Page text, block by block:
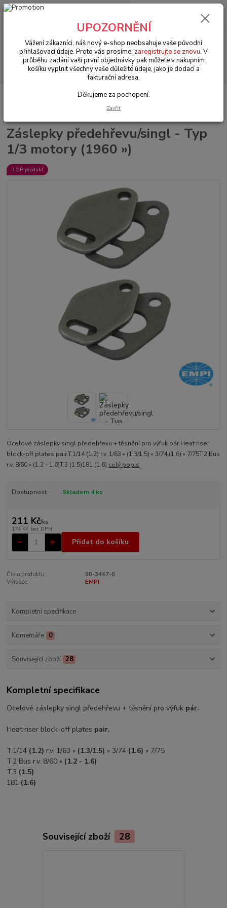
Menu
Hledat
+420 602 330 329
0 Kč
VW Brouk Typ 1 (1938 » 03)
Motory & díly (Engines & parts)
Záslepky předehřevu/singl - Typ
1/3 motory (1960 »)
TOP produkt
Ocelové záslepky singl předehřevu + těsnění pro výfuk pár.Heat riser
block-off plates pair.T.1/14 (1.2) r.v. 1/63 » (1.3/1.5) » 3/74 (1.6) » 7/75T.2 Bus
r.v. 8/60 » (1.2 - 1.6)T.3 (1.5)181 (1.6) celý popis
Dostupnost Skladem 4 ks
211 Kč/ks
174 Kč bez DPH
Přidat do košíku
Číslo produktu:
00-3447-0
Výrobce:
EMPI
Kompletní specifikace
Komentáře 0
Související zboží 28
Kompletní specifikace
Ocelové záslepky singl předehřevu + těsnění pro výfuk pár.
Heat riser block-off plates pair.
T.1/14 (1.2) r.v. 1/63 » (1.3/1.5) » 3/74 (1.6) » 7/75
T.2 Bus r.v. 8/60 » (1.2 - 1.6)
T.3 (1.5)
181 (1.6)
Související zboží 28
UPOZORNĚNÍ
Vážení zákazníci, náš nový e-shop neobsahuje vaše původní
přihlašovací údaje. Proto vás prosíme, zaregistrujte se znovu. V
průběhu zadání vaší první objednávky pak můžete v nákupním
košíku vyplnit všechny vaše důležité údaje, jako je dodací a
fakturační adresa.
Děkujeme za pochopení.
Zavřít